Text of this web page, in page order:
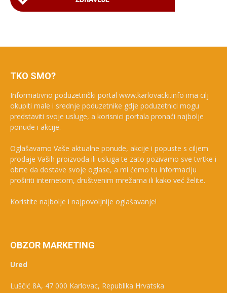
TKO SMO?
Informativno poduzetnički portal www.karlovacki.info ima cilj
okupiti male i srednje poduzetnike gdje poduzetnici mogu
predstaviti svoje usluge, a korisnici portala pronaći najbolje
ponude i akcije.
Oglašavamo Vaše aktualne ponude, akcije i popuste s ciljem
prodaje Vaših proizvoda ili usluga te zato pozivamo sve tvrtke i
obrte da dostave svoje oglase, a mi ćemo tu informaciju
proširiti internetom, društvenim mrežama ili kako već želite.
Koristite najbolje i najpovoljnije oglašavanje!
OBZOR MARKETING
Ured
Luščić 8A, 47 000 Karlovac, Republika Hrvatska